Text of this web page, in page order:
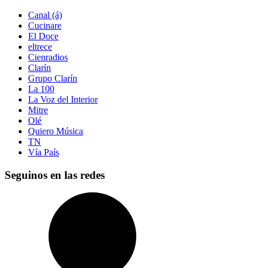
Canal (á)
Cucinare
El Doce
eltrece
Cienradios
Clarín
Grupo Clarín
La 100
La Voz del Interior
Mitre
Olé
Quiero Música
TN
Vía País
Seguinos en las redes